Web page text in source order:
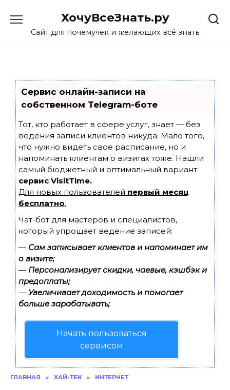
content
ХочуВсеЗнать.ру
Сайт для почемучек и желающих всё знать
Сервис онлайн-записи на
собственном Telegram-боте
Тот, кто работает в сфере услуг, знает — без
ведения записи клиентов никуда. Мало того,
что нужно видеть свое расписание, но и
напоминать клиентам о визитах тоже. Нашли
самый бюджетный и оптимальный вариант:
сервис VisitTime.
Для новых пользователей первый месяц
бесплатно.
Чат-бот для мастеров и специалистов,
который упрощает ведение записей:
— Сам записывает клиентов и напоминает им
о визите;
— Персонализирует скидки, чаевые, кэшбэк и
предоплаты;
— Увеличивает доходимость и помогает
больше зарабатывать;
Начать пользоваться
сервисом
ГЛАВНАЯ » ХАЙ-ТЕК » ИНТЕРНЕТ